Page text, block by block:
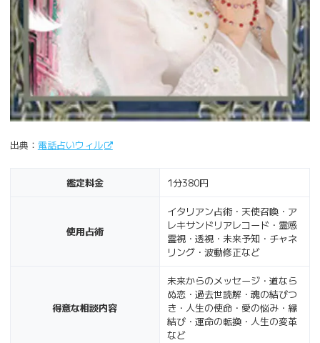
出典： 電話占いウィル
鑑定料金 1分380円
使用占術
イタリアン占術・天使召喚・ア
レキサンドリアレコード・霊感
霊視・透視・未来予知・チャネ
リング・波動修正など
得意な相談内容
未来からのメッセージ・道なら
ぬ恋・過去世読解・魂の結びつ
き・人生の使命・愛の悩み・縁
結び・運命の転換・人生の変革
など